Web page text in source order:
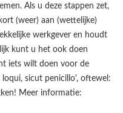
Als u deze stappen zet,
(weer) aan (wettelijke)
werkgever en houdt
kunt u het ook doen
iets wilt doen voor de
sicut penicillo', oftewel:
Meer informatie: